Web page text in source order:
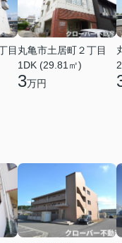
目 丸亀市土居町２丁目
1DK (29.81㎡)
3万円